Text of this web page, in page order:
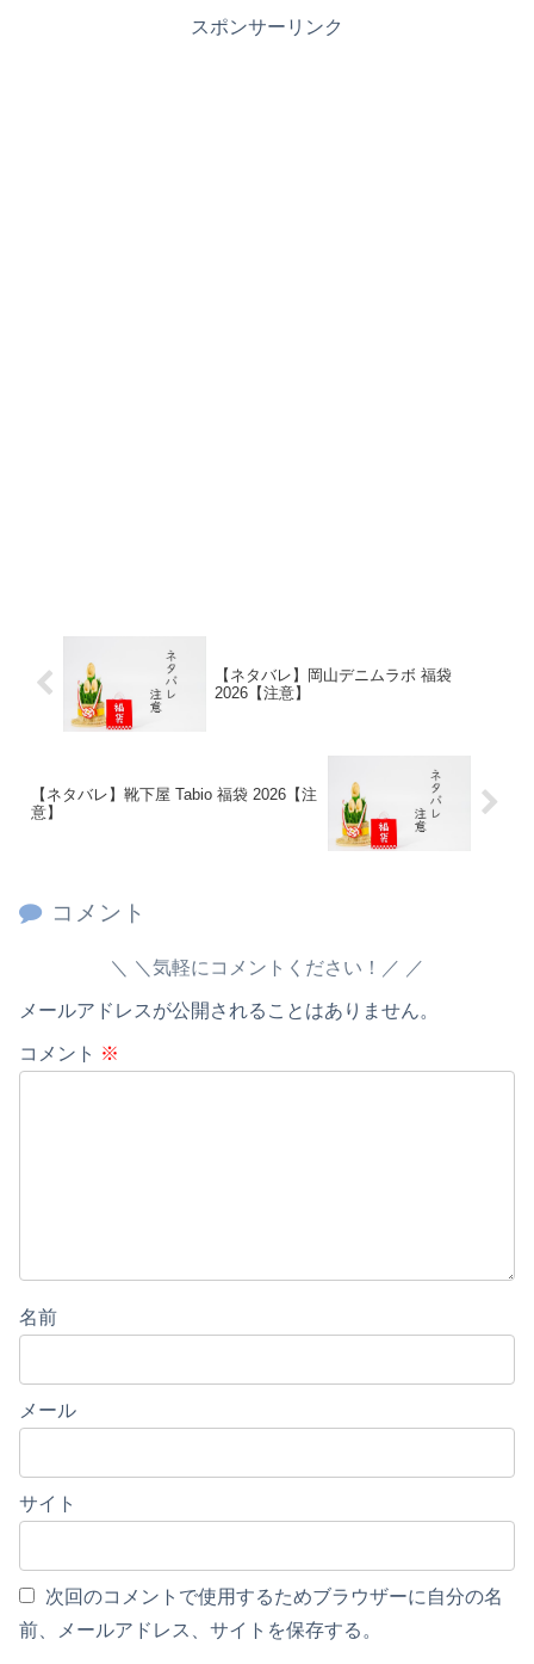
スポンサーリンク
【ネタバレ】岡山デニムラボ 福袋
2026【注意】
【ネタバレ】靴下屋 Tabio 福袋 2026【注
意】
コメント
＼気軽にコメントください！／
メールアドレスが公開されることはありません。
コメント ※
名前
メール
サイト
次回のコメントで使用するためブラウザーに自分の名
前、メールアドレス、サイトを保存する。